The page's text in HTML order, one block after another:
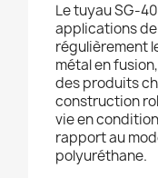
Le tuyau SG-
applications
régulièrement
métal en
des produits
construction
vie en
rapport au
polyuréthane.